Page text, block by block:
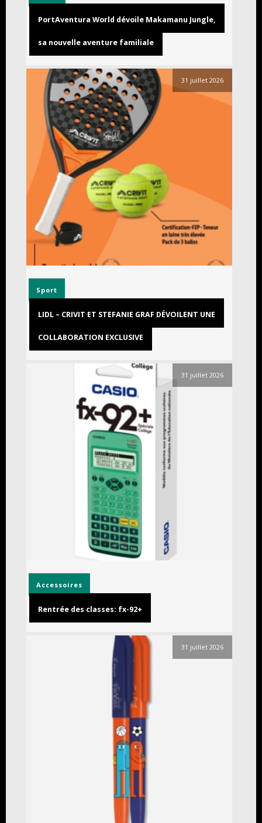
PortAventura World dévoile Makamanu Jungle,
sa nouvelle aventure familiale
31 juillet 2026
Sport
LIDL – CRIVIT ET STEFANIE GRAF DÉVOILENT UNE
COLLABORATION EXCLUSIVE
31 juillet 2026
Accessoires
Rentrée des classes: fx-92+
31 juillet 2026